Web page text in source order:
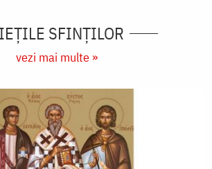
SFINŢILOR
vezi mai multe »